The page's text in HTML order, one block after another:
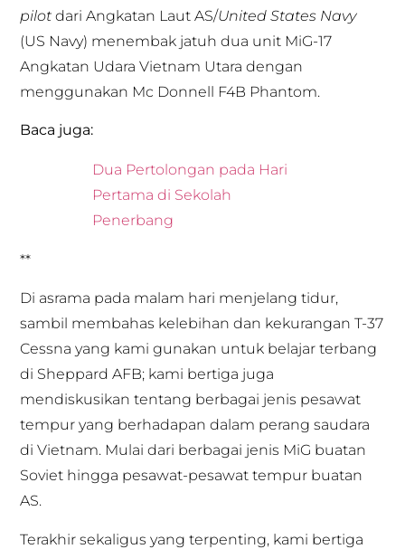
pilotdari Angkatan Laut AS/United States Navy
(US Navy) menembak jatuh dua unit MiG-17
Angkatan Udara Vietnam Utara dengan
menggunakan Mc Donnell F4B Phantom.
Baca juga:
Dua Pertolongan pada Hari
Pertama di Sekolah
Penerbang
**
Di asrama pada malam hari menjelang tidur,
sambil membahas kelebihan dan kekurangan T-37
Cessna yang kami gunakan untuk belajar terbang
di Sheppard AFB; kami bertiga juga
mendiskusikan tentang berbagai jenis pesawat
tempur yang berhadapan dalam perang saudara
di Vietnam. Mulai dari berbagai jenis MiG buatan
Soviet hingga pesawat-pesawat tempur buatan
AS.
Terakhir sekaligus yang terpenting, kami bertiga